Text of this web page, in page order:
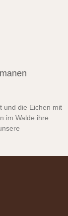
und die Eichen mit
im Walde ihre